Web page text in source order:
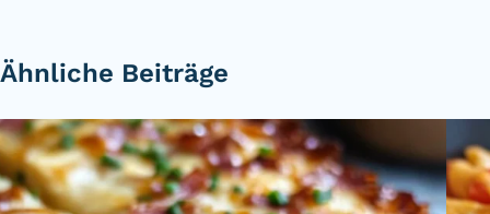
Ähnliche Beiträge